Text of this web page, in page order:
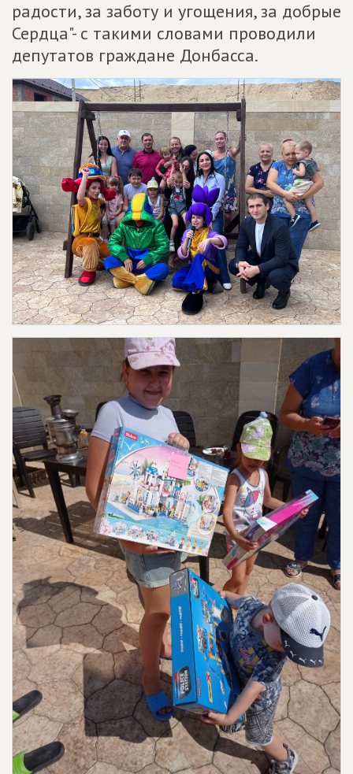
радости, за заботу и угощения, за добрые
Сердца"- с такими словами проводили
депутатов граждане Донбасса.